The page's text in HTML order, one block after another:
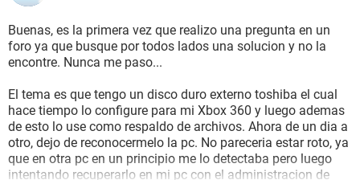
Buenas, es la primera vez que realizo una pregunta en un
foro ya que busque por todos lados una solucion y no la
encontre. Nunca me paso...
El tema es que tengo un disco duro externo toshiba el cual
hace tiempo lo configure para mi Xbox 360 y luego ademas
de esto lo use como respaldo de archivos. Ahora de un dia a
otro, dejo de reconocermelo la pc. No pareceria estar roto, ya
que en otra pc en un principio me lo detectaba pero luego
intentando recuperarlo en mi pc con el administracion de